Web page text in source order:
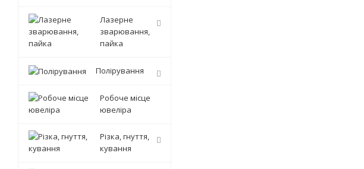
Лазерне
зварювання,
пайка
Полірування
Робоче місце
ювеліра
Різка, гнуття,
кування